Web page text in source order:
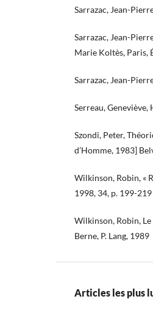
Sarrazac, Jean-
Sarrazac, Jean-
Marie Koltès, Paris,
Sarrazac, Jean-
Serreau,
Szondi, Peter,
d’Homme, 1983]
Wilkinson, Robin, «
1998, 34, p. 199-219
Wilkinson, Robin,
Berne, P. Lang, 1989
Articles les plus